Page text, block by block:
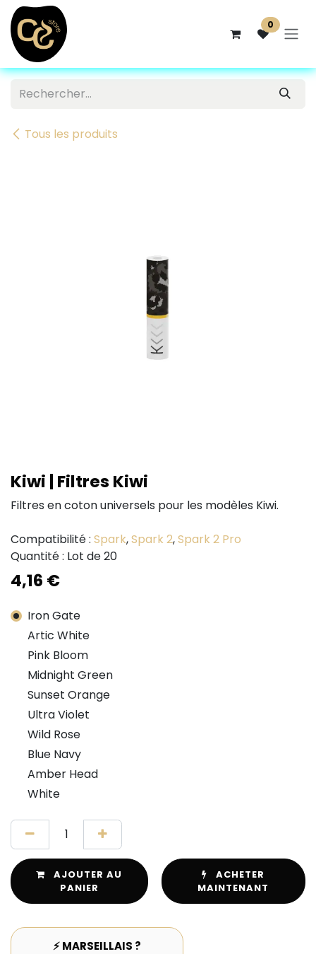
Se rendre au contenu
0
Tous les produits
Kiwi | Filtres Kiwi
Filtres en coton universels pour les modèles Kiwi.
Compatibilité : Spark,Spark 2,Spark 2 Pro
Quantité : Lot de 20
4,16 €
Iron Gate
Artic White
Pink Bloom
Midnight Green
Sunset Orange
Ultra Violet
Wild Rose
Blue Navy
Amber Head
White
AJOUTER AU
PANIER
ACHETER
MAINTENANT
⚡ MARSEILLAIS ?